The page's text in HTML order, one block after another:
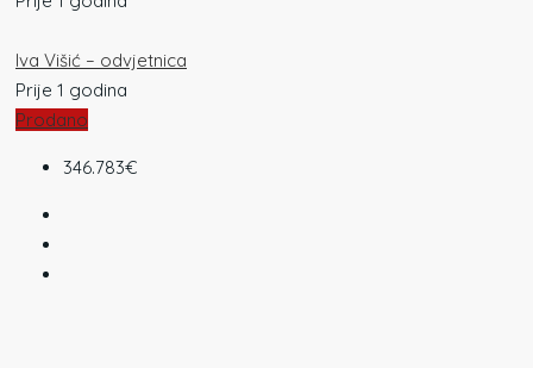
Iva Višić – odvjetnica
Prije 1 godina
Prodano
346.783€